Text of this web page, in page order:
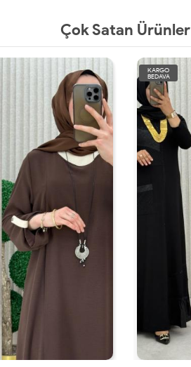
Çok Satan Ürünler
KARGO
BEDAVA